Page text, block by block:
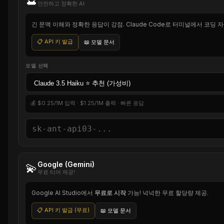
안전하고 정확한 AI
긴 문맥 이해와 정확한 응답이 강점. Claude Code로 터미널에서 코딩
📋 API 키 발급 📖 모델 문서
모델 선택
💰 $0.25/1M 입력 · $1.25/1M 출력 · 빠른 응답
💫 Google (Gemini)
무료 티어 제공!
Google AI Studio에서 무료로 시작 가능! 넉넉한 무료 할당량 제공.
📋 API 키 발급 (무료) 📖 모델 문서